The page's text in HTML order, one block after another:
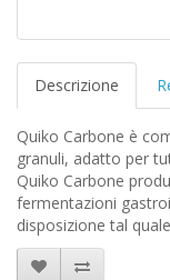
Descrizione
Quiko Carbone è
granuli, adatto per
Quiko Carbone
fermentazioni
disposizione tal